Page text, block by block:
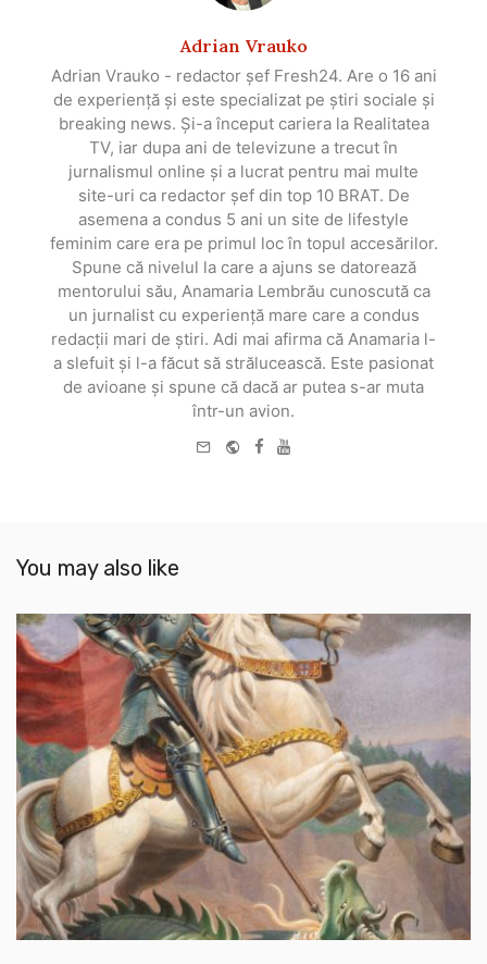
Adrian Vrauko
Adrian Vrauko - redactor șef Fresh24. Are o 16 ani
de experiență și este specializat pe știri sociale și
breaking news. Și-a început cariera la Realitatea
TV, iar dupa ani de televizune a trecut în
jurnalismul online și a lucrat pentru mai multe
site-uri ca redactor șef din top 10 BRAT. De
asemena a condus 5 ani un site de lifestyle
feminim care era pe primul loc în topul accesărilor.
Spune că nivelul la care a ajuns se datorează
mentorului său, Anamaria Lembrău cunoscută ca
un jurnalist cu experiență mare care a condus
redacții mari de știri. Adi mai afirma că Anamaria l-
a slefuit și l-a făcut să strălucească. Este pasionat
de avioane și spune că dacă ar putea s-ar muta
într-un avion.
e-
WebsiteFacebook
You may also like